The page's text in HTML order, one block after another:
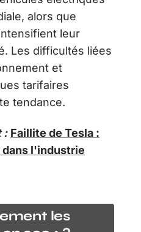
alors que
leur
Les difficultés liées
et
tarifaires
tendance.
: Faillite de Tesla :
l'industrie
les